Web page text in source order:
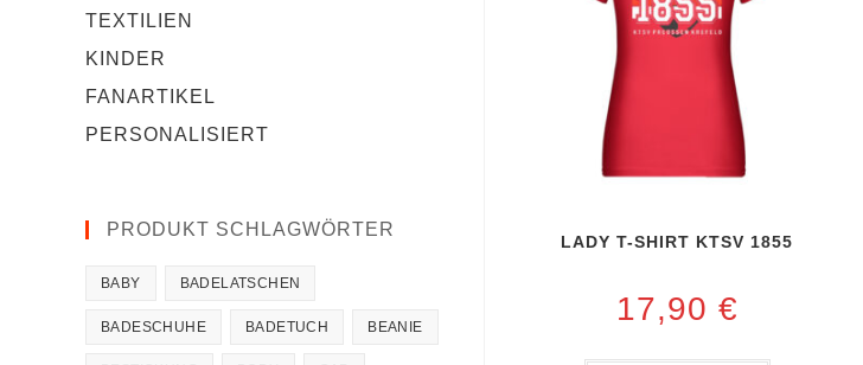
LADY T-SHIRT KTSV 1855
17,90 €
TEXTILIEN
KINDER
FANARTIKEL
PERSONALISIERT
PRODUKT SCHLAGWÖRTER
BABY BADELATSCHEN
BADESCHUHE BADETUCH BEANIE